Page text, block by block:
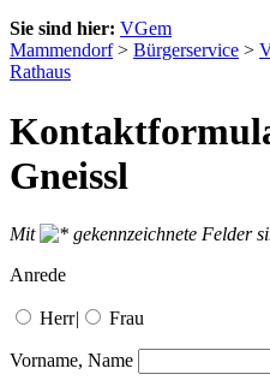
Sie sind hier: VGem
Mammendorf> Bürgerservice >
Rathaus
Gneissl
Mit
gekennzeichnete Felder
Anrede
Herr| Frau
Vorname, Name